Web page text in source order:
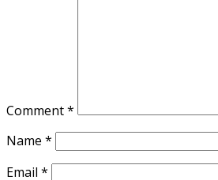
Comment*
Name *
Email *